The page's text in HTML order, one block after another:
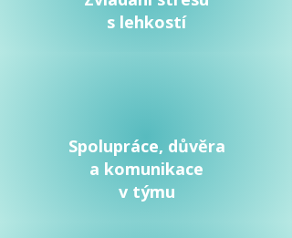
s lehkostí
Spolupráce, důvěra
a komunikace
v týmu